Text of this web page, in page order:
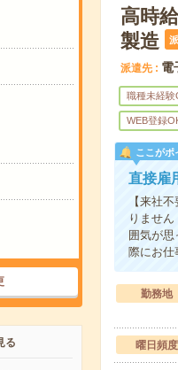
る
高時
製造
派遣先 電
職種未経験
WEB登録
ここがポ
直接雇
【来社
りませ
囲気が
際にお
勤務地
曜日頻度